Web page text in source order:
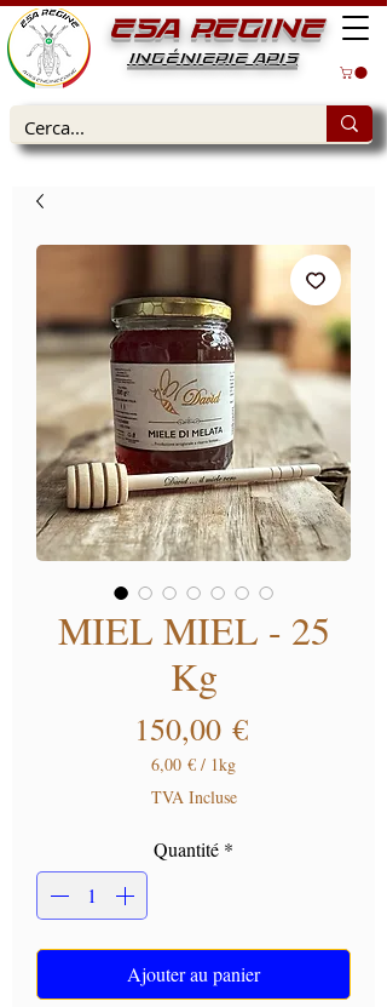
ESA REGINE
INGÉNIERIE APIS
MIEL MIEL - 25
Kg
150,00 €Prix
6,00 € / 1kg
6,00 €
pour
Kilogramme
TVA Incluse
Quantité *
Ajouter au panier